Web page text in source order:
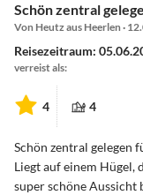
Schön zentral
Von Heutz aus Heerlen ·
Reisezeitraum:
verreist als:
4 4
Schön zentral gelegen
Liegt auf einem Hügel,
super schöne Aussicht